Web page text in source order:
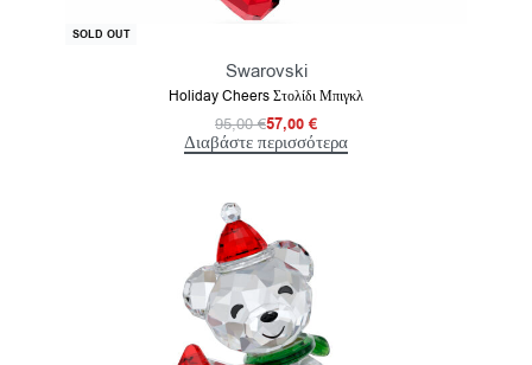
-40% OFF
SOLD OUT
Swarovski
Holiday Cheers Στολίδι Μπιγκλ
95,00€57,00 €
Διαβάστε περισσότερα